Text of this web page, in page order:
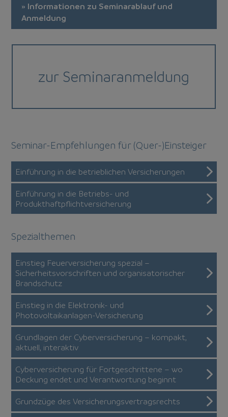
» Informationen zu Seminarablauf und
Anmeldung
zur Seminaranmeldung
Seminar-Empfehlungen für (Quer-)Einsteiger
Einführung in die betrieblichen Versicherungen
Einführung in die Betriebs- und
Produkthaftpflichtversicherung
Spezialthemen
Einstieg Feuerversicherung spezial –
Sicherheitsvorschriften und organisatorischer
Brandschutz
Einstieg in die Elektronik- und
Photovoltaikanlagen-Versicherung
Grundlagen der Cyberversicherung – kompakt,
aktuell, interaktiv
Cyberversicherung für Fortgeschrittene – wo
Deckung endet und Verantwortung beginnt
Grundzüge des Versicherungsvertragsrechts